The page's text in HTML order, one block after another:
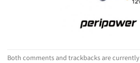
Both comments and trackbacks are